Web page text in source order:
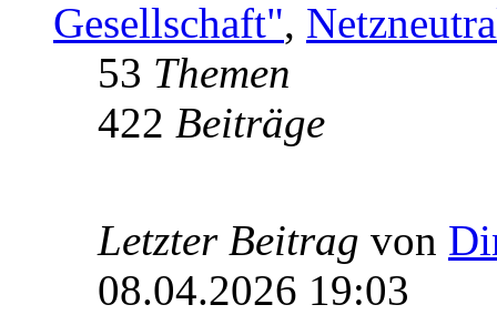
Gesellschaft",
53 Themen
422 Beiträge
Letzter Beitrag von
08.04.2026 19:03